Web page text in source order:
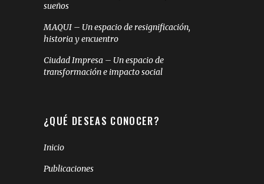
sueños
MAQUI – Un espacio de resignificación,
historia y encuentro
Ciudad Impresa – Un espacio de
transformación e impacto social
¿QUÉ DESEAS CONOCER?
Inicio
Publicaciones